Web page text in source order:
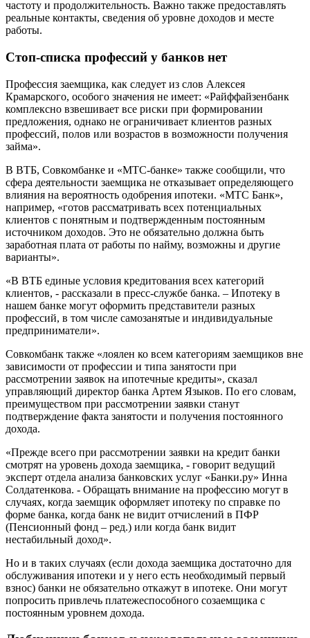
частоту и продолжительность. Важно также предоставлять
реальные контакты, сведения об уровне доходов и месте
работы.
Стоп-списка профессий у банков нет
Профессия заемщика, как следует из слов Алексея
Крамарского, особого значения не имеет: «Райффайзенбанк
комплексно взвешивает все риски при формировании
предложения, однако не ограничивает клиентов разных
профессий, полов или возрастов в возможности получения
займа».
В ВТБ, Совкомбанке и «МТС-банке» также сообщили, что
сфера деятельности заемщика не отказывает определяющего
влияния на вероятность одобрения ипотеки. «МТС Банк»,
например, «готов рассматривать всех потенциальных
клиентов с понятным и подтвержденным постоянным
источником доходов. Это не обязательно должна быть
заработная плата от работы по найму, возможны и другие
варианты».
«В ВТБ единые условия кредитования всех категорий
клиентов, - рассказали в пресс-службе банка. – Ипотеку в
нашем банке могут оформить представители разных
профессий, в том числе самозанятые и индивидуальные
предприниматели».
Совкомбанк также «лоялен ко всем категориям заемщиков вне
зависимости от профессии и типа занятости при
рассмотрении заявок на ипотечные кредиты», сказал
управляющий директор банка Артем Языков. По его словам,
преимуществом при рассмотрении заявки станут
подтверждение факта занятости и получения постоянного
дохода.
«Прежде всего при рассмотрении заявки на кредит банки
смотрят на уровень дохода заемщика, - говорит ведущий
эксперт отдела анализа банковских услуг «Банки.ру» Инна
Солдатенкова. - Обращать внимание на профессию могут в
случаях, когда заемщик оформляет ипотеку по справке по
форме банка, когда банк не видит отчислений в ПФР
(Пенсионный фонд – ред.) или когда банк видит
нестабильный доход».
Но и в таких случаях (если дохода заемщика достаточно для
обслуживания ипотеки и у него есть необходимый первый
взнос) банки не обязательно откажут в ипотеке. Они могут
попросить привлечь платежеспособного созаемщика с
постоянным уровнем дохода.